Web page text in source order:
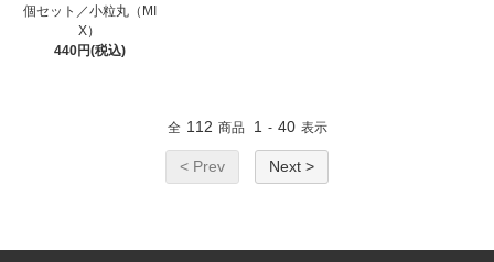
個セット／小粒丸（MI
X）
440円(税込)
全 112 商品 1 - 40 表示
< Prev Next >